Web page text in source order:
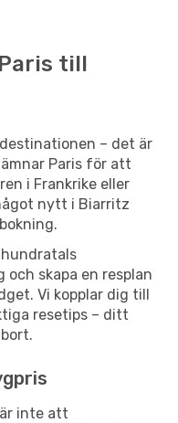
till
– det är
Paris för att
i Frankrike eller
nytt i Biarritz
skapa en resplan
Vi kopplar dig till
resetips – ditt
inte att